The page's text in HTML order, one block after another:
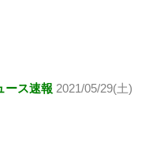
ース速報 2021/05/29(土)